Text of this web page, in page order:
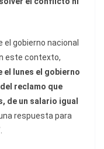
el gobierno nacional
este contexto,
el lunes el gobierno
reclamo que
de un salario igual
respuesta para